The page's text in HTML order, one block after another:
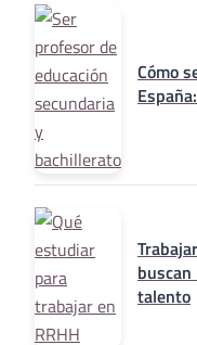
Cómo
talento